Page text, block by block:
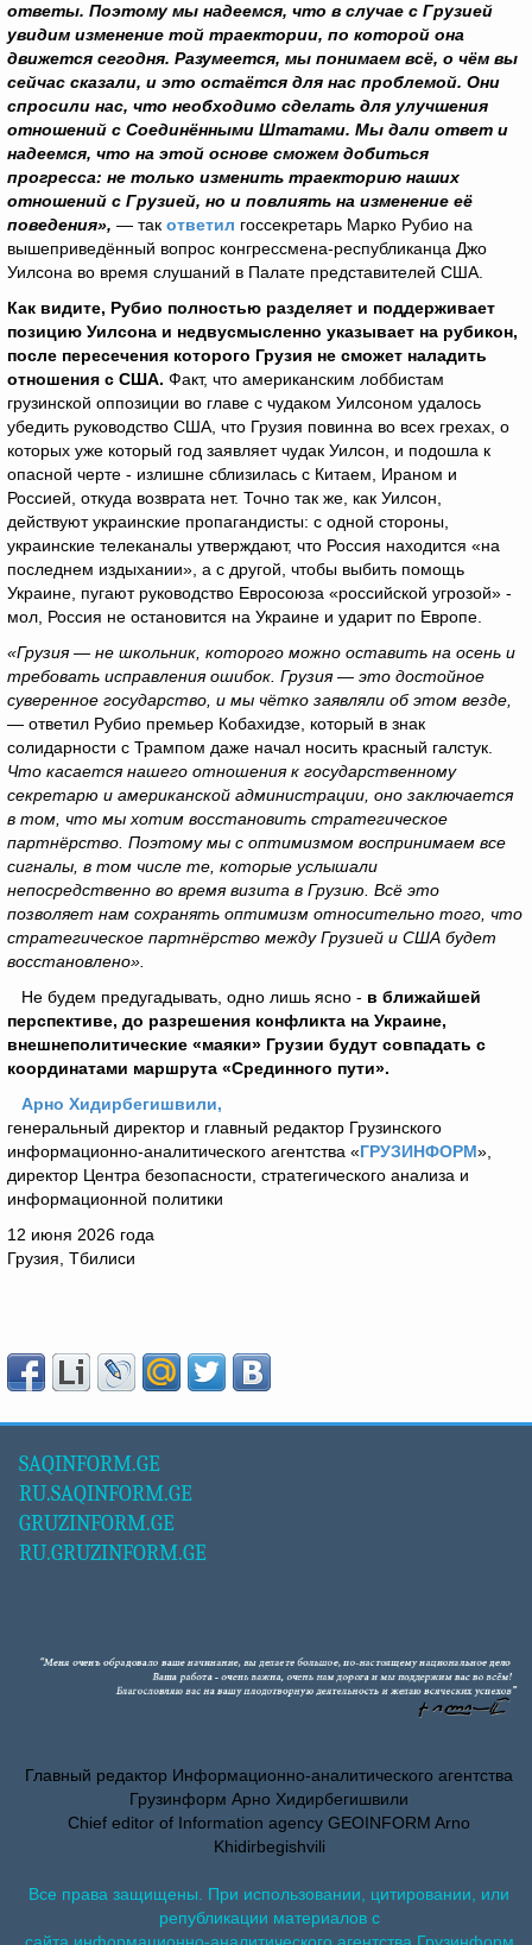
ответы. Поэтому мы надеемся, что в случае с Грузией
увидим изменение той траектории, по которой она
движется сегодня. Разумеется, мы понимаем всё, о чём вы
сейчас сказали, и это остаётся для нас проблемой. Они
спросили нас, что необходимо сделать для улучшения
отношений с Соединёнными Штатами. Мы дали ответ и
надеемся, что на этой основе сможем добиться
прогресса: не только изменить траекторию наших
отношений с Грузией, но и повлиять на изменение её
поведения», — так ответил госсекретарь Марко Рубио на
вышеприведённый вопрос конгрессмена-республиканца Джо
Уилсона во время слушаний в Палате представителей США.
Как видите, Рубио полностью разделяет и поддерживает
позицию Уилсона и недвусмысленно указывает на рубикон,
после пересечения которого Грузия не сможет наладить
отношения с США. Факт, что американским лоббистам
грузинской оппозиции во главе с чудаком Уилсоном удалось
убедить руководство США, что Грузия повинна во всех грехах, о
которых уже который год заявляет чудак Уилсон, и подошла к
опасной черте - излишне сблизилась с Китаем, Ираном и
Россией, откуда возврата нет. Точно так же, как Уилсон,
действуют украинские пропагандисты: с одной стороны,
украинские телеканалы утверждают, что Россия находится «на
последнем издыхании», а с другой, чтобы выбить помощь
Украине, пугают руководство Евросоюза «российской угрозой» -
мол, Россия не остановится на Украине и ударит по Европе.
«Грузия — не школьник, которого можно оставить на осень и
требовать исправления ошибок. Грузия — это достойное
суверенное государство, и мы чётко заявляли об этом везде,
— ответил Рубио премьер Кобахидзе, который в знак
солидарности с Трампом даже начал носить красный галстук.
Что касается нашего отношения к государственному
секретарю и американской администрации, оно заключается
в том, что мы хотим восстановить стратегическое
партнёрство. Поэтому мы с оптимизмом воспринимаем все
сигналы, в том числе те, которые услышали
непосредственно во время визита в Грузию. Всё это
позволяет нам сохранять оптимизм относительно того, что
стратегическое партнёрство между Грузией и США будет
восстановлено».
Не будем предугадывать, одно лишь ясно - в ближайшей
перспективе, до разрешения конфликта на Украине,
внешнеполитические «маяки» Грузии будут совпадать с
координатами маршрута «Срединного пути».
Арно Хидирбегишвили,
генеральный директор и главный редактор Грузинского
информационно-аналитического агентства «ГРУЗИНФОРМ»,
директор Центра безопасности, стратегического анализа и
информационной политики
12 июня 2026 года
Грузия, Тбилиси
SAQINFORM.GE
RU.SAQINFORM.GE
GRUZINFORM.GE
RU.GRUZINFORM.GE
Главный редактор Информационно-аналитического агентства
Грузинформ Арно Хидирбегишвили
Chief editor of Information agency GEOINFORM Arno
Khidirbegishvili
Все права защищены. При использовании, цитировании, или
републикации материалов с
сайта информационно-аналитического агентства Грузинформ